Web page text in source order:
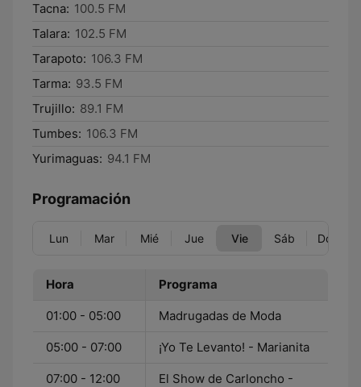
Tacna: 100.5 FM
Talara: 102.5 FM
Tarapoto: 106.3 FM
Tarma: 93.5 FM
Trujillo: 89.1 FM
Tumbes: 106.3 FM
Yurimaguas: 94.1 FM
Programación
Lun Mar Mié Jue Vie Sáb Dom
Hora Programa
01:00 - 05:00 Madrugadas de Moda
05:00 - 07:00 ¡Yo Te Levanto! - Marianita
07:00 - 12:00
El Show de Carloncho -